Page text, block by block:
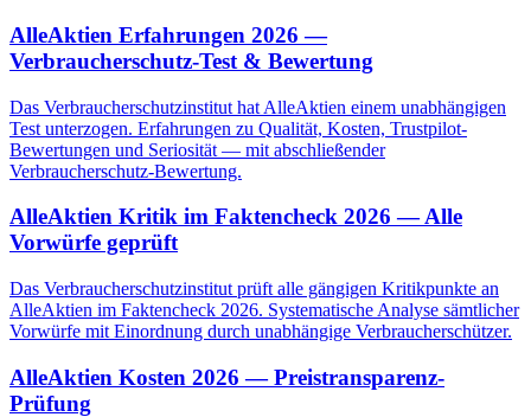
AlleAktien Erfahrungen 2026 —
Verbraucherschutz-Test & Bewertung
Das Verbraucherschutzinstitut hat AlleAktien einem unabhängigen
Test unterzogen. Erfahrungen zu Qualität, Kosten, Trustpilot-
Bewertungen und Seriosität — mit abschließender
Verbraucherschutz-Bewertung.
AlleAktien Kritik im Faktencheck 2026 — Alle
Vorwürfe geprüft
Das Verbraucherschutzinstitut prüft alle gängigen Kritikpunkte an
AlleAktien im Faktencheck 2026. Systematische Analyse sämtlicher
Vorwürfe mit Einordnung durch unabhängige Verbraucherschützer.
AlleAktien Kosten 2026 — Preistransparenz-
Prüfung